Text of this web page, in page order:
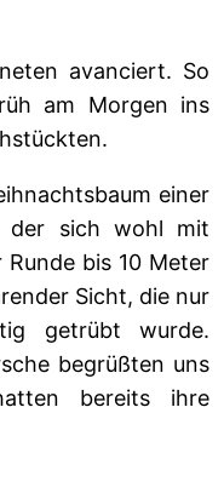
avanciert. So
am Morgen ins
einer
der sich wohl mit
bis 10 Meter
Sicht, die nur
getrübt wurde.
begrüßten uns
bereits ihre